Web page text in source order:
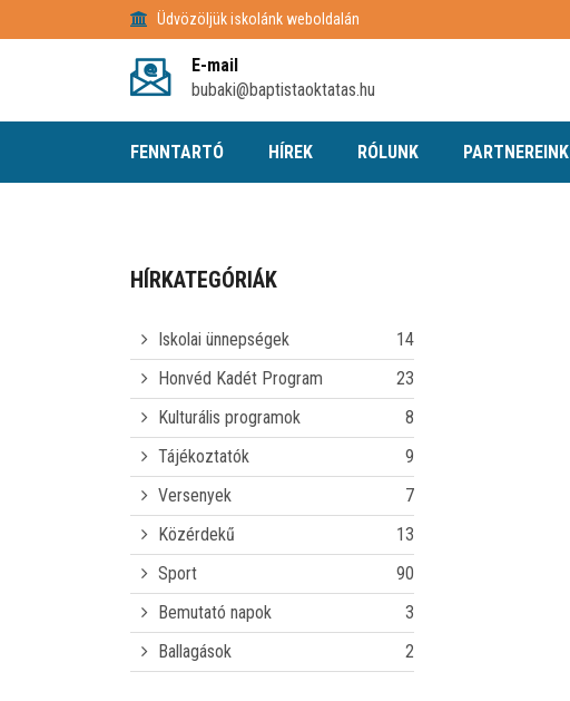
Üdvözöljük iskolánk weboldalán
E-mail
bubaki@baptistaoktatas.hu
FENNTARTÓ HÍREK RÓLUNK PARTNEREINK
HÍRKATEGÓRIÁK
Iskolai ünnepségek
14
Honvéd Kadét Program
23
Kulturális programok
8
Tájékoztatók
9
Versenyek
7
Közérdekű
13
Sport
90
Bemutató napok
3
Ballagások
2